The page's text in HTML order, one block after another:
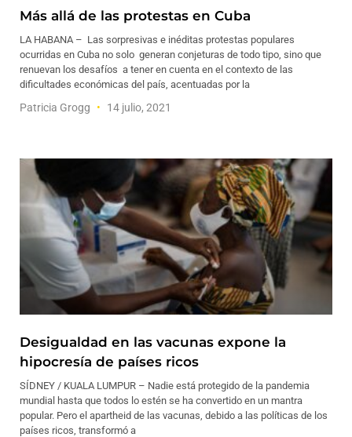
Más allá de las protestas en Cuba
LA HABANA – Las sorpresivas e inéditas protestas populares
ocurridas en Cuba no solo generan conjeturas de todo tipo, sino que
renuevan los desafíos a tener en cuenta en el contexto de las
dificultades económicas del país, acentuadas por la
Patricia Grogg 14 julio, 2021
Desigualdad en las vacunas expone la
hipocresía de países ricos
SÍDNEY / KUALA LUMPUR – Nadie está protegido de la pandemia
mundial hasta que todos lo estén se ha convertido en un mantra
popular. Pero el apartheid de las vacunas, debido a las políticas de los
países ricos, transformó a